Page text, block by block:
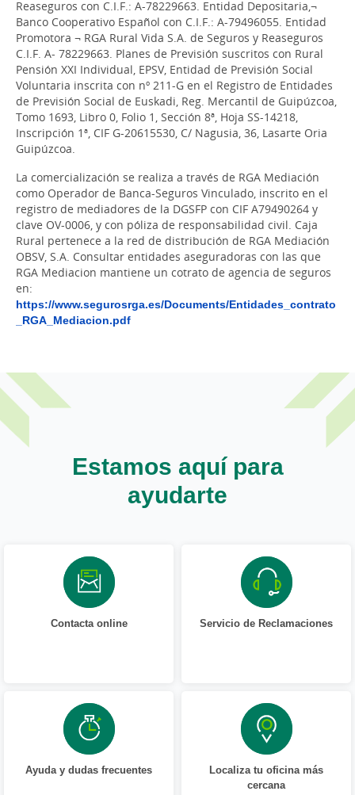
Reaseguros con C.I.F.: A-78229663. Entidad Depositaria,¬
Banco Cooperativo Español con C.I.F.: A-79496055. Entidad
Promotora ¬ RGA Rural Vida S.A. de Seguros y Reaseguros
C.I.F. A- 78229663. Planes de Previsión suscritos con Rural
Pensión XXI Individual, EPSV, Entidad de Previsión Social
Voluntaria inscrita con nº 211-G en el Registro de Entidades
de Previsión Social de Euskadi, Reg. Mercantil de Guipúzcoa,
Tomo 1693, Libro 0, Folio 1, Sección 8ª, Hoja SS-14218,
Inscripción 1ª, CIF G-20615530, C/ Nagusia, 36, Lasarte Oria
Guipúzcoa.
La comercialización se realiza a través de RGA Mediación
como Operador de Banca-Seguros Vinculado, inscrito en el
registro de mediadores de la DGSFP con CIF A79490264 y
clave OV-0006, y con póliza de responsabilidad civil. Caja
Rural pertenece a la red de distribución de RGA Mediación
OBSV, S.A. Consultar entidades aseguradoras con las que
RGA Mediacion mantiene un cotrato de agencia de seguros
en:
https://www.segurosrga.es/Documents/Entidades_contrato
_RGA_Mediacion.pdf
Estamos aquí para
ayudarte
Contacta online Servicio de Reclamaciones
Ayuda y dudas frecuentes
Localiza tu oficina más
cercana